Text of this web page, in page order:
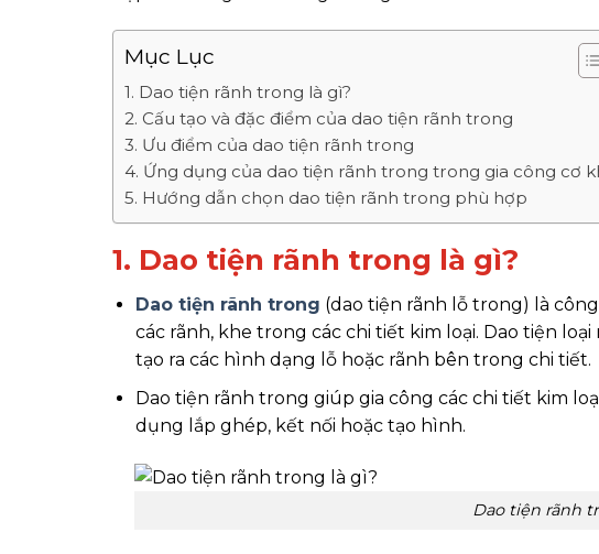
Mục Lục
1. Dao tiện rãnh trong là gì?
2. Cấu tạo và đặc điểm của dao tiện rãnh trong
3. Ưu điểm của dao tiện rãnh trong
4. Ứng dụng của dao tiện rãnh trong trong gia công cơ
5. Hướng dẫn chọn dao tiện rãnh trong phù hợp
1. Dao tiện rãnh trong là gì?
Dao tiện rãnh trong (dao tiện rãnh lỗ trong) là
các rãnh, khe trong các chi tiết kim loại. Dao tiện
tạo ra các hình dạng lỗ hoặc rãnh bên trong chi tiết.
Dao tiện rãnh trong giúp gia công các chi tiết kim
dụng lắp ghép, kết nối hoặc tạo hình.
Dao tiện rãnh